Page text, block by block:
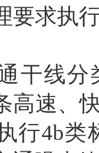
要求执
干线
高速、
行4b